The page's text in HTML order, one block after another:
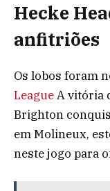
Hecke
anfitriões
Os lobos foram
LeagueA vitória
Brighton
em Molineux,
neste jogo para